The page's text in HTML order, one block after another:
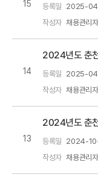
15 등록일 2025-
작성자 채용관리자
14
2024년도 춘
등록일 2025-
작성자 채용관리자
13
2024년도 춘
등록일 2024-
작성자 채용관리자